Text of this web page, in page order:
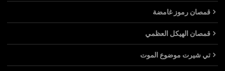
قمصان رموز غامضة
قمصان الهيكل العظمي
تي شيرت موضوع الموت